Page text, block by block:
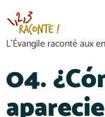
L’Évangile raconté aux
04.